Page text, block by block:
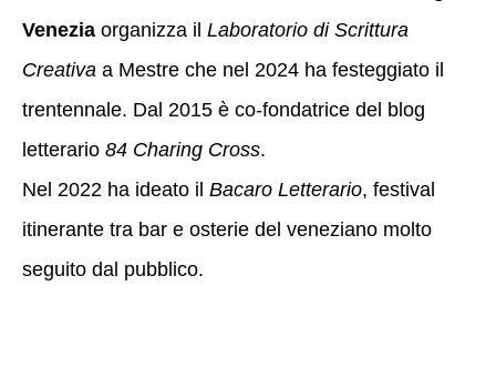
Venezia organizza il Laboratorio di Scrittura
Creativa a Mestre che nel 2024 ha festeggiato il
trentennale. Dal 2015 è co-fondatrice del blog
letterario 84 Charing Cross.
Nel 2022 ha ideato il Bacaro Letterario, festival
itinerante tra bar e osterie del veneziano molto
seguito dal pubblico.